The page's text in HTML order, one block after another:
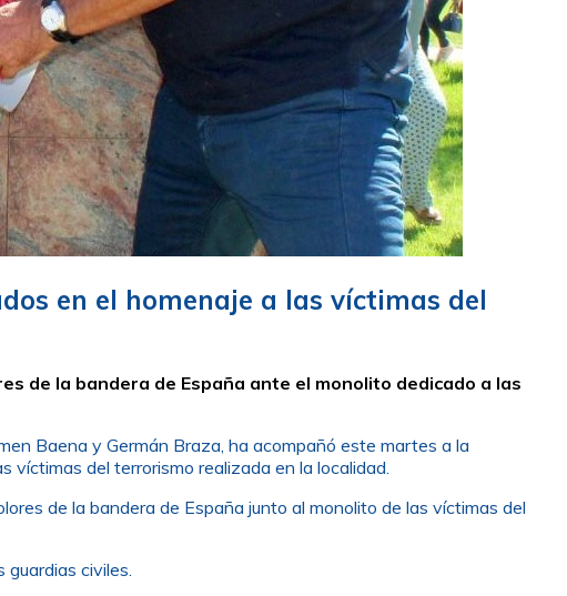
en el homenaje a las víctimas del
de la bandera de España ante el monolito dedicado a las
Baena y Germán Braza, ha acompañó este martes a la
víctimas del terrorismo realizada en la localidad.
de la bandera de España junto al monolito de las víctimas del
civiles.